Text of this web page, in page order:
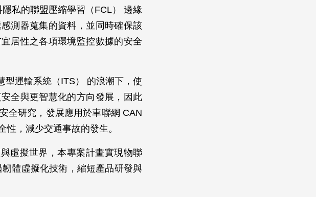
私的聯盟壓縮學習（FCL） 邊緣
測器蒐集的資料，並同時確保該
居性之各項環境監控數據的安全
型運輸系統（ITS） 的浪潮下，使
全與更智慧化的方向發展，因此
全研究，發展應用於車聯網 CAN
，減少交通事故的發生。
虛擬世界，本專案計畫實現物聯
體虛擬化技術，縮短產品研發與